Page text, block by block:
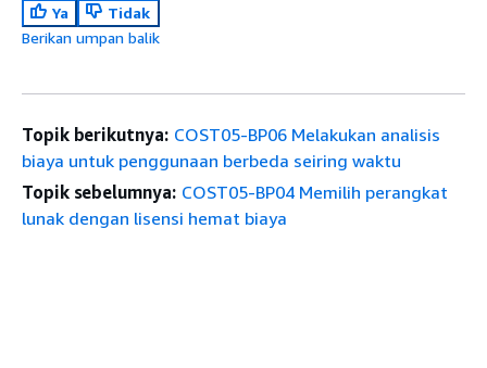
Ya
Tidak
Berikan umpan balik
Topik berikutnya: COST05-BP06 Melakukan analisis
biaya untuk penggunaan berbeda seiring waktu
Topik sebelumnya: COST05-BP04 Memilih perangkat
lunak dengan lisensi hemat biaya